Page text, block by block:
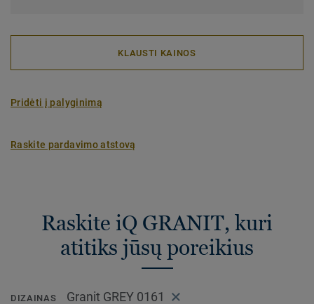
KLAUSTI KAINOS
Pridėti į palyginimą
Raskite pardavimo atstovą
Raskite iQ GRANIT, kuri
atitiks jūsų poreikius
DIZAINAS Granit GREY 0161